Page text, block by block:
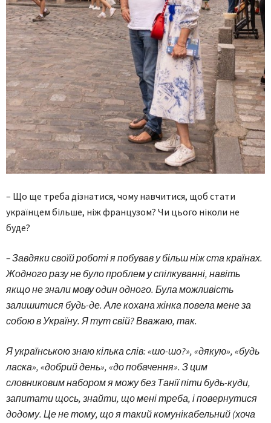
– Що ще треба дізнатися, чому навчитися, щоб стати
українцем більше, ніж французом? Чи цього ніколи не
буде?
– Завдяки своїй роботі я побував у більш ніж ста країнах.
Жодного разу не було проблем у спілкуванні, навіть
якщо не знали мову один одного. Була можливість
залишитися будь-де. Але кохана жінка повела мене за
собою в Україну. Я тут свій? Вважаю, так.
Я українською знаю кілька слів: «шо-шо?», «дякую», «будь
ласка», «добрий день», «до побачення». З цим
словниковим набором я можу без Танії піти будь-куди,
запитати щось, знайти, що мені треба, і повернутися
додому. Це не тому, що я такий комунікабельний (хоча